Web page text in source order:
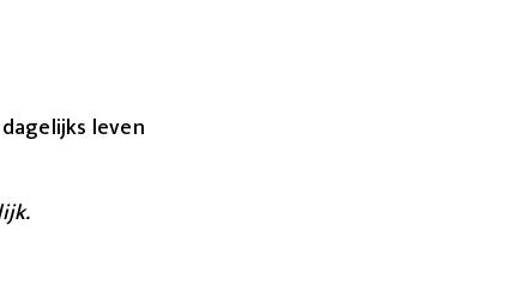
leven